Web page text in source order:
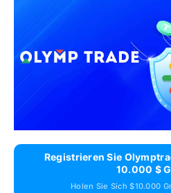
Registrieren Sie
10.000 $
Holen Sie Sich $10.000